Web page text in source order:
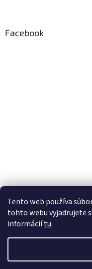
Tento web používa
tohto webu vyjadrujete
informáciítu.
Facebook